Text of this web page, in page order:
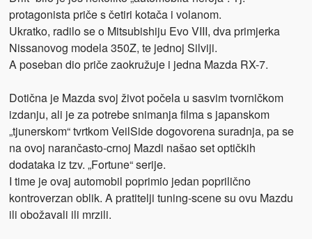
protagonista priče s četiri kotača i volanom.
Ukratko, radilo se o Mitsubishiju Evo VIII, dva primjerka
Nissanovog modela 350Z, te jednoj Silviji.
A poseban dio priče zaokružuje i jedna Mazda RX-7.
Dotična je Mazda svoj život počela u sasvim tvorničkom
izdanju, ali je za potrebe snimanja filma s japanskom
„tjunerskom“ tvrtkom VeilSide dogovorena suradnja, pa se
na ovoj narančasto-crnoj Mazdi našao set optičkih
dodataka iz tzv. „Fortune“ serije.
I time je ovaj automobil poprimio jedan poprilično
kontroverzan oblik. A pratitelji tuning-scene su ovu Mazdu
ili obožavali ili mrzili.